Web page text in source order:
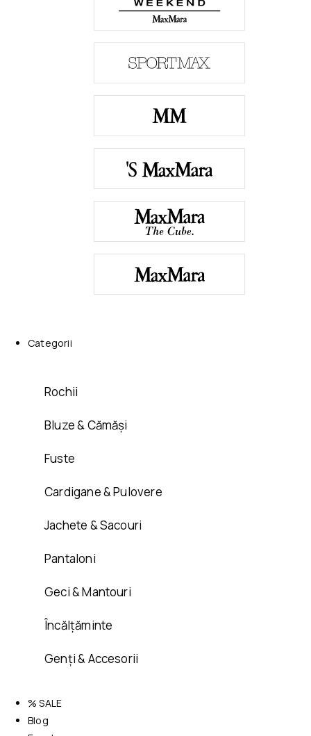
Categorii
Rochii
Bluze & Cămăși
Fuste
Cardigane & Pulovere
Jachete & Sacouri
Pantaloni
Geci & Mantouri
Încălțăminte
Genți & Accesorii
% SALE
Blog